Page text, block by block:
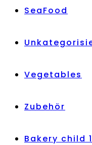
SeaFood
Vegetables
Zubehör
Bakery child 1